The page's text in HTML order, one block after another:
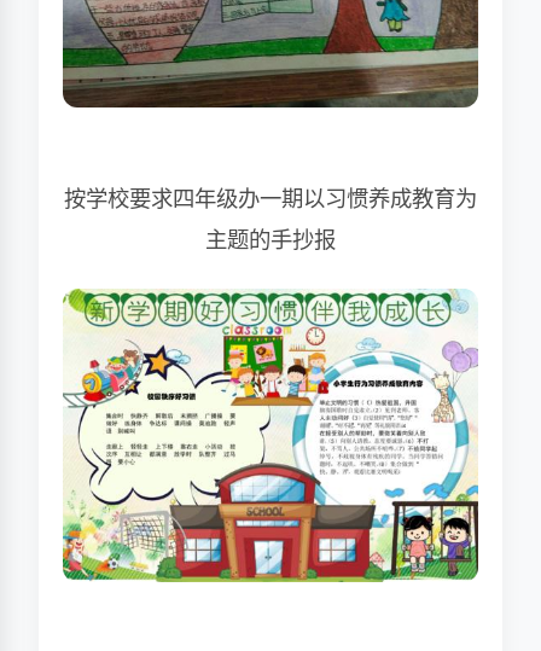
按学校要求四年级办一期以习惯养成教育为
主题的手抄报